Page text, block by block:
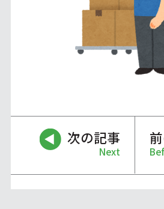
次の記事
Next